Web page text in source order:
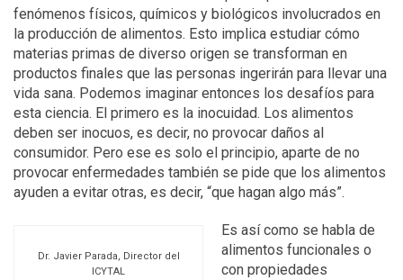
fenómenos físicos, químicos y biológicos involucrados en
la producción de alimentos. Esto implica estudiar cómo
materias primas de diverso origen se transforman en
productos finales que las personas ingerirán para llevar una
vida sana. Podemos imaginar entonces los desafíos para
esta ciencia. El primero es la inocuidad. Los alimentos
deben ser inocuos, es decir, no provocar daños al
consumidor. Pero ese es solo el principio, aparte de no
provocar enfermedades también se pide que los alimentos
ayuden a evitar otras, es decir, “que hagan algo más”.
Dr. Javier Parada, Director del
ICYTAL
Es así como se habla de
alimentos funcionales o
con propiedades